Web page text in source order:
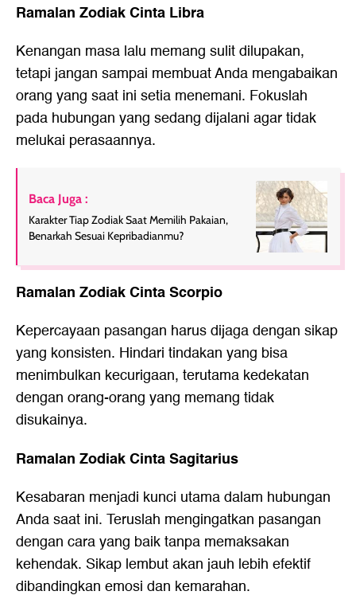
Ramalan Zodiak Cinta Libra
Kenangan masa lalu memang sulit dilupakan,
tetapi jangan sampai membuat Anda mengabaikan
orang yang saat ini setia menemani. Fokuslah
pada hubungan yang sedang dijalani agar tidak
melukai perasaannya.
Baca Juga :
Karakter Tiap Zodiak Saat Memilih Pakaian,
Benarkah Sesuai Kepribadianmu?
Ramalan Zodiak Cinta Scorpio
Kepercayaan pasangan harus dijaga dengan sikap
yang konsisten. Hindari tindakan yang bisa
menimbulkan kecurigaan, terutama kedekatan
dengan orang-orang yang memang tidak
disukainya.
Ramalan Zodiak Cinta Sagitarius
Kesabaran menjadi kunci utama dalam hubungan
Anda saat ini. Teruslah mengingatkan pasangan
dengan cara yang baik tanpa memaksakan
kehendak. Sikap lembut akan jauh lebih efektif
dibandingkan emosi dan kemarahan.